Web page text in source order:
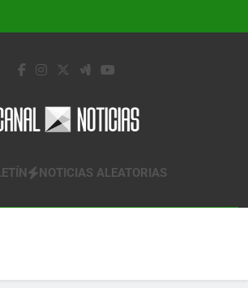
Noticias
Noticias
NOTICIAS ALEATORIAS